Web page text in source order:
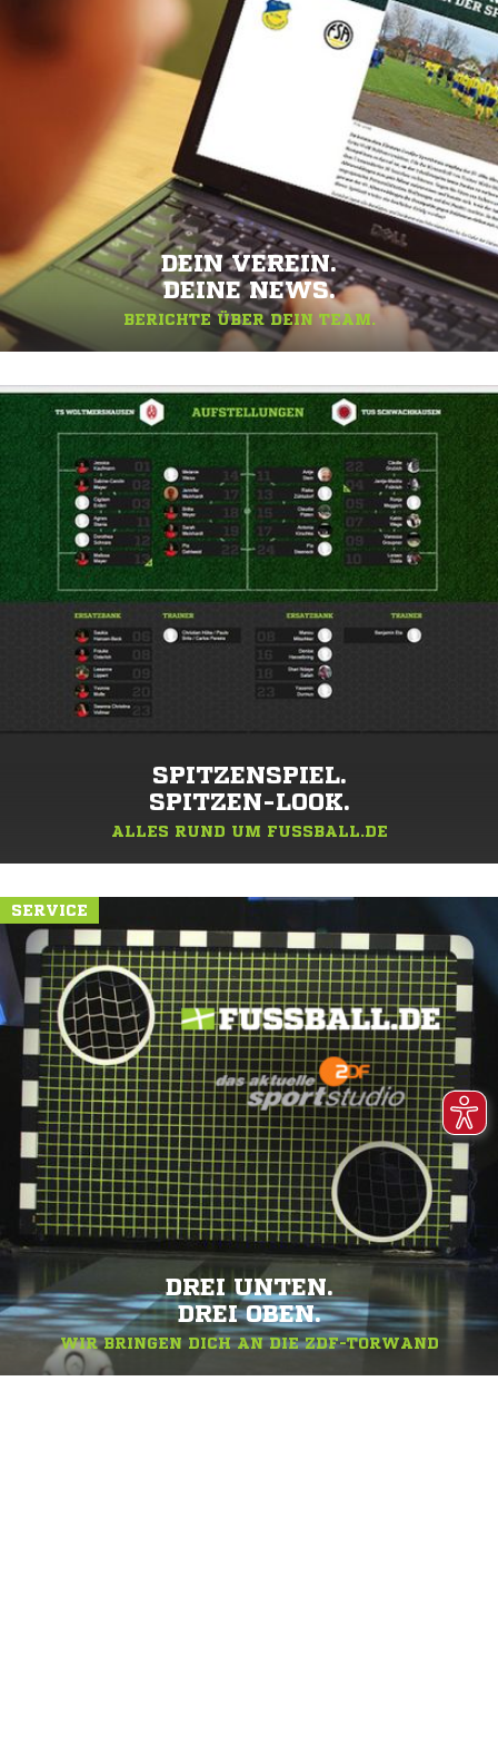
DEIN VEREIN.
DEINE NEWS.
BERICHTE ÜBER DEIN TEAM.
SPITZENSPIEL.
SPITZEN-LOOK.
ALLES RUND UM FUSSBALL.DE
SERVICE
DREI UNTEN.
DREI OBEN.
WIR BRINGEN DICH AN DIE ZDF-TORWAND